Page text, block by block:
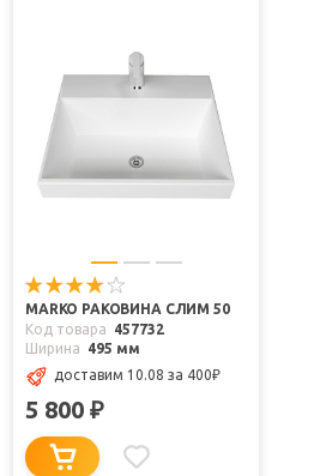
MARKO РАКОВИНА СЛИМ 50
Код товара
457732
Ширина
495 мм
доставим 10.08 за 400₽
5 800 ₽